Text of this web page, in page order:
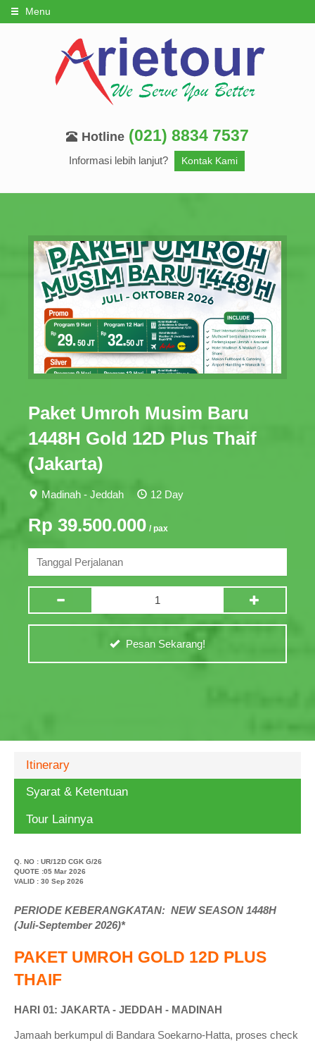
Menu
Hotline (021) 8834 7537
Informasi lebih lanjut? Kontak Kami
Paket Umroh Musim Baru
1448H Gold 12D Plus Thaif
(Jakarta)
Madinah - Jeddah 12 Day
Rp 39.500.000 / pax
Pesan Sekarang!
Itinerary
Syarat & Ketentuan
Tour Lainnya
Q. NO : UR/12D CGK G/26
QUOTE :05 Mar 2026
VALID : 30 Sep 2026
PERIODE KEBERANGKATAN: NEW SEASON 1448H
(Juli-September 2026)*
PAKET UMROH GOLD 12D PLUS
THAIF
HARI 01: JAKARTA - JEDDAH - MADINAH
Jamaah berkumpul di Bandara Soekarno-Hatta, proses check